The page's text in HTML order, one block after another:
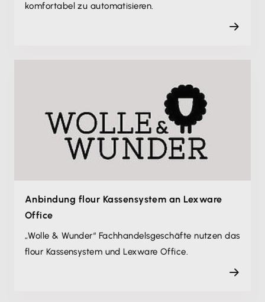
komfortabel zu automatisieren.
Anbindung flour Kassensystem an Lexware
Office
„Wolle & Wunder“ Fachhandelsgeschäfte nutzen das
flour Kassensystem und Lexware Office.